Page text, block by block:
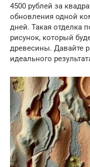
4500 рублей за
обновления одной
дней. Такая отделка
рисунок, который
древесины. Давайте
идеального